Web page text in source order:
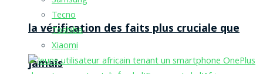
la vérification des faits plus cruciale que
jamais
Tecno
Toshiba
Xiaomi